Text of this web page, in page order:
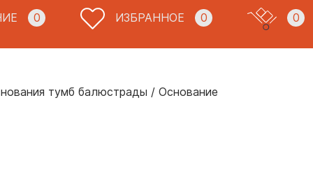
0 ИЗБРАННОЕ 0 0
тумб балюстрады / Основание